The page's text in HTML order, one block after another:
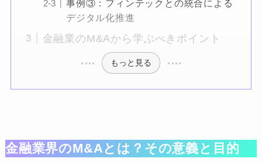
事例③：フィンテックとの統合による
デジタル化推進
金融業のM&Aから学ぶべきポイント
もっと見る
金融業界のM&Aとは？その意義と目的